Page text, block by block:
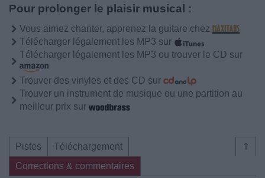
Pour prolonger le plaisir musical :
Vous aimez chanter, apprenez la guitare chez
Télécharger légalement les MP3 sur
Télécharger légalement les MP3 ou trouver le CD sur
Trouver des vinyles et des CD sur
Trouver un instrument de musique ou une partition au
meilleur prix sur
⇑
Pistes
Téléchargement
Corrections & commentaires